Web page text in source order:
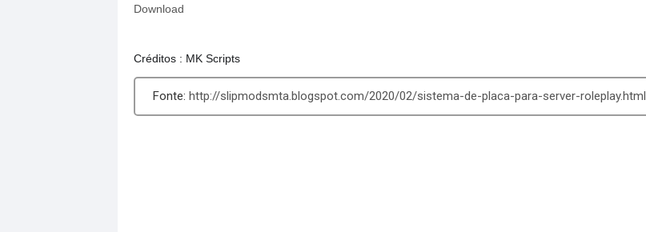
Download
Créditos : MK Scripts
http://slipmodsmta.blogspot.com/2020/02/sistema-de-placa-para-server-roleplay.html